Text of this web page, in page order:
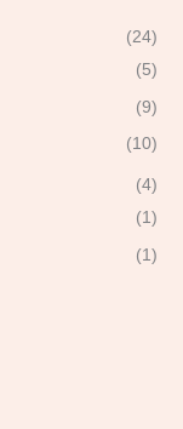
(24)
(5)
(9)
(10)
(4)
(1)
(1)